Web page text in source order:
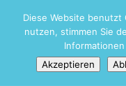
content
Diese Website benutzt
nutzen, stimmen Sie
Akzeptieren